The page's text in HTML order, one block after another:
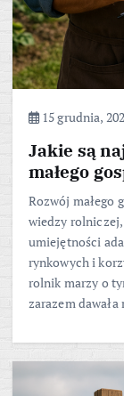
15 grudnia,
Jakie są
małego
Rozwój małego
wiedzy
umiejętności
rynkowych i
rolnik marzy o
zarazem